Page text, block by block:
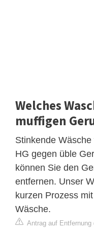
Welches
muffigen
Stinkende
HG gegen üble
können Sie den
entfernen. Unser
kurzen Prozess
Wäsche.
Antrag auf Entfernung